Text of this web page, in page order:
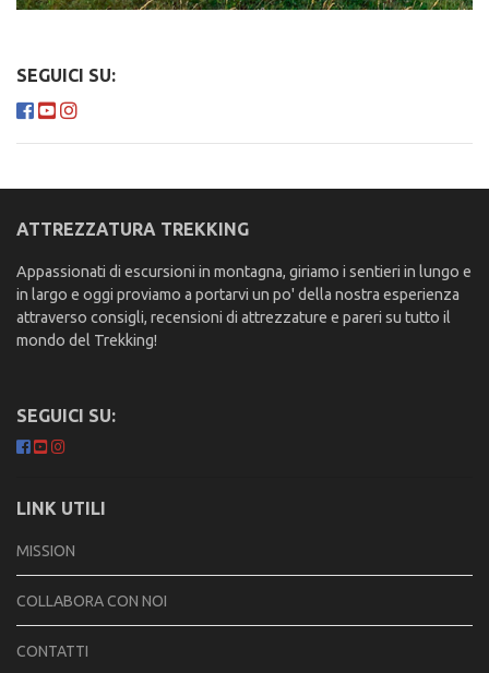
SEGUICI SU:
ATTREZZATURA TREKKING
Appassionati di escursioni in montagna, giriamo i sentieri in lungo e
in largo e oggi proviamo a portarvi un po' della nostra esperienza
attraverso consigli, recensioni di attrezzature e pareri su tutto il
mondo del Trekking!
SEGUICI SU:
LINK UTILI
MISSION
COLLABORA CON NOI
CONTATTI